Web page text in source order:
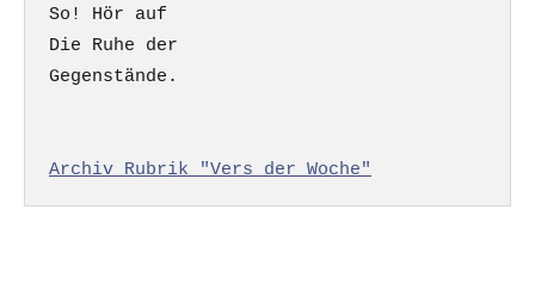
So! Hör auf
Die Ruhe der
Gegenstände.
Archiv Rubrik "Vers der Woche"